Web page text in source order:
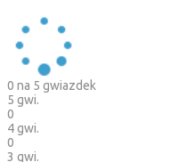
0 na 5 gwiazdek
5 gwi.
0
4 gwi.
0
3 gwi.